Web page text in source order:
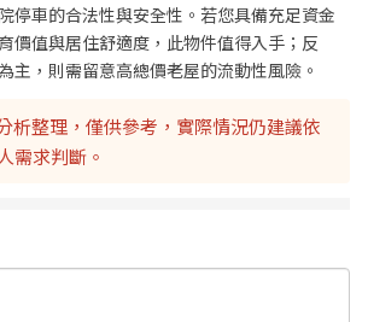
停車的合法性與安全性。若您具備充足資金
價值與居住舒適度，此物件值得入手；反
主，則需留意高總價老屋的流動性風險。
析整理，僅供參考，實際情況仍建議依
需求判斷。